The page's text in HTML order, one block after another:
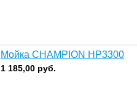
Мойка CHAMPION HP3300
1 185,00 руб.